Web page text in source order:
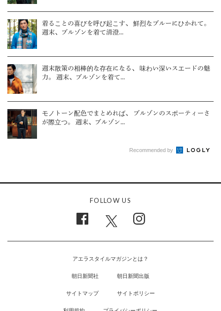
着ることの喜びを呼び起こす、 鮮烈なブルーにひかれて。
週末、ブルゾンを着て清澄...
週末散策の相棒的な存在になる、 味わい深いスエードの魅
力。 週末、ブルゾンを着て...
モノトーン配色でまとめれば、 ブルゾンのスポーティーさ
が際立つ。 週末、ブルゾン...
Recommended by
FOLLOW US
アエラスタイルマガジンとは？
朝日新聞社 朝日新聞出版
サイトマップ サイトポリシー